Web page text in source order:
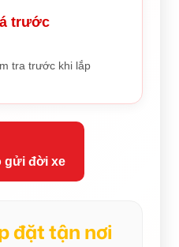
trước
tra trước khi lắp
gửi đời xe
đặt tận nơi